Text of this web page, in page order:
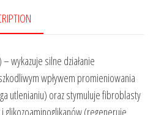
wykazuje silne działanie
wpływem promieniowania
utlenianiu) oraz stymuluje fibroblasty
glikozoaminoglikanów (regeneruje